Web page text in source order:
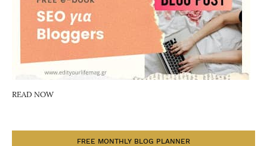
READ NOW
FREE MONTHLY BLOG PLANNER